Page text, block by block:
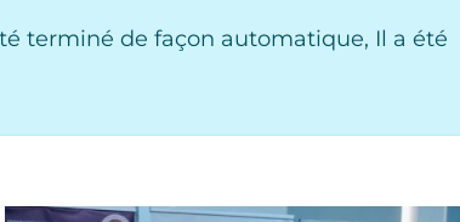
terminé de façon automatique, Il a été